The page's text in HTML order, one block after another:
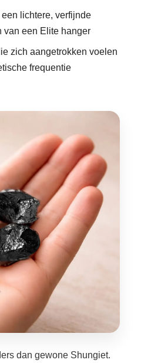
lichtere, verfijnde
van een Elite hanger
zich aangetrokken voelen
frequentie
dan gewone Shungiet.